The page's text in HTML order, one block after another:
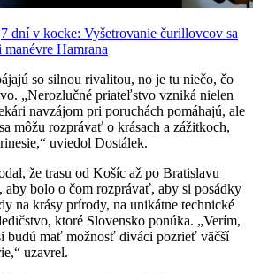
7 dní v kocke: Vyšetrovanie čurillovcov sa
Hamrana
so silnou rivalitou, no je tu niečo, čo
„Nerozlučné priateľstvo vzniká nielen
navzájom pri poruchách pomáhajú, ale
môžu rozprávať o krásach a zážitkoch,
uviedol Dostálek.
že trasu od Košíc až po Bratislavu
aby bolo o čom rozprávať, aby si posádky
na krásy prírody, na unikátne technické
ktoré Slovensko ponúka. „Verím,
budú mať možnosť diváci pozrieť väčší
uzavrel.